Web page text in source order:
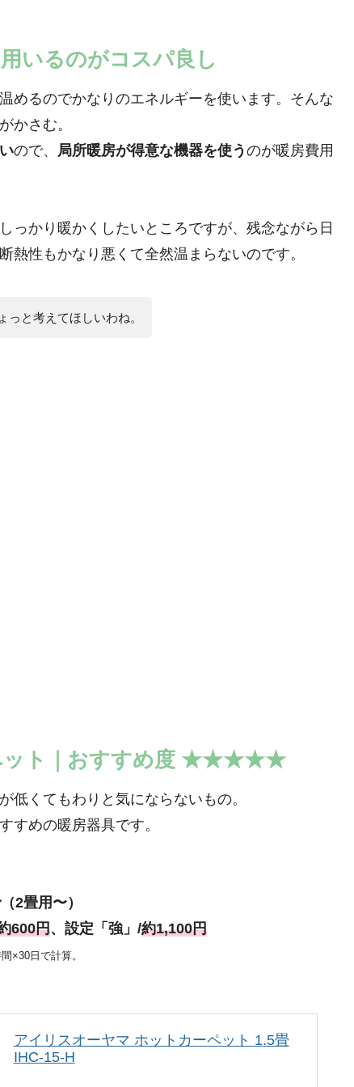
いるのがコスパ良し
めるのでかなりのエネルギーを使います。そんな
かさむ。
ので、 局所暖房が得意な機器を使う のが暖房費用
っかり暖かくしたいところですが、残念ながら日
熱性もかなり悪くて全然温まらないのです。
っと考えてほしいわね。
ト｜おすすめ度 ★★★★★
低くてもわりと気にならないもの。
すめの暖房器具です。
2畳用〜）
600円、設定「強」/約1,100円
×30日で計算。
アイリスオーヤマ ホットカーペット 1.5畳
IHC-15-H